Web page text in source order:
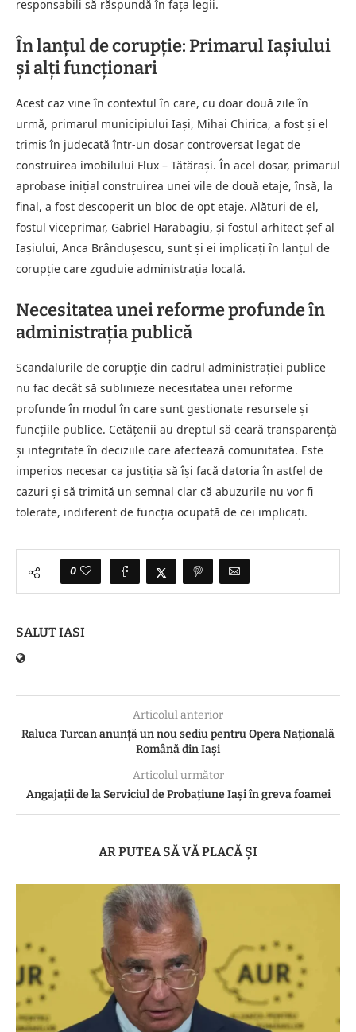
responsabili să răspundă în fața legii.
În lanțul de corupție: Primarul Iașiului
și alți funcționari
Acest caz vine în contextul în care, cu doar două zile în
urmă, primarul municipiului Iași, Mihai Chirica, a fost și el
trimis în judecată într-un dosar controversat legat de
construirea imobilului Flux – Tătărași. În acel dosar, primarul
aprobase inițial construirea unei vile de două etaje, însă, la
final, a fost descoperit un bloc de opt etaje. Alături de el,
fostul viceprimar, Gabriel Harabagiu, și fostul arhitect șef al
Iașiului, Anca Brândușescu, sunt și ei implicați în lanțul de
corupție care zguduie administrația locală.
Necesitatea unei reforme profunde în
administrația publică
Scandalurile de corupție din cadrul administrației publice
nu fac decât să sublinieze necesitatea unei reforme
profunde în modul în care sunt gestionate resursele și
funcțiile publice. Cetățenii au dreptul să ceară transparență
și integritate în deciziile care afectează comunitatea. Este
imperios necesar ca justiția să își facă datoria în astfel de
cazuri și să trimită un semnal clar că abuzurile nu vor fi
tolerate, indiferent de funcția ocupată de cei implicați.
0
SALUT IASI
Articolul anterior
Raluca Turcan anunță un nou sediu pentru Opera Națională
Română din Iași
Articolul următor
Angajații de la Serviciul de Probațiune Iași în greva foamei
AR PUTEA SĂ VĂ PLACĂ ȘI